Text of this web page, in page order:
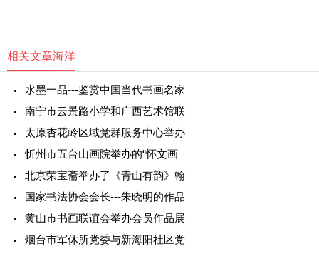
相关文章海洋
水墨一品---鉴赏中国当代书画名家
南宁市云景路小学和广西艺术馆联
太原杏花岭区域党群服务中心举办
忻州市五台山画院举办的“怀文画
北京荣宝斋举办了《青山有韵》翰
国家书法协会会长---朱晓明的作品
黄山市书画联谊会举办会员作品展
烟台市军休所党委与新海阳社区党